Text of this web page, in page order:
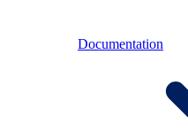
Documentation